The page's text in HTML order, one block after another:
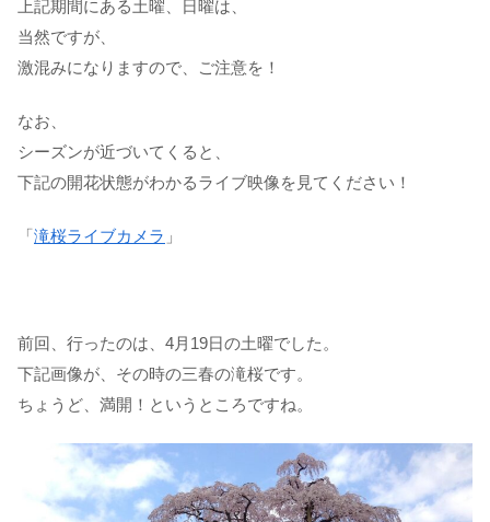
上記期間にある土曜、日曜は、
当然ですが、
激混みになりますので、ご注意を！
なお、
シーズンが近づいてくると、
下記の開花状態がわかるライブ映像を見てください！
「滝桜ライブカメラ 」
前回、行ったのは、4月19日の土曜でした。
下記画像が、その時の三春の滝桜です。
ちょうど、満開！というところですね。